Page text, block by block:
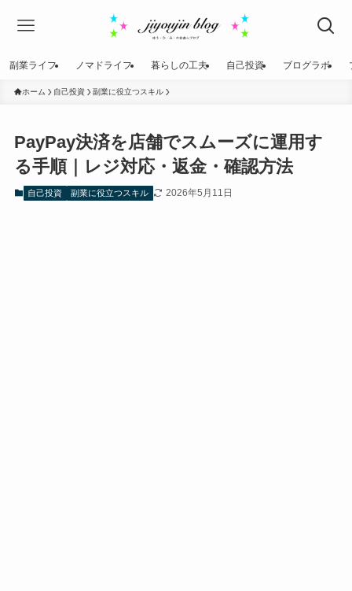
副業ライフ ノマドライフ 暮らしの工夫 自己投資 ブログラボ
ホーム 自己投資 副業に役立つスキル
PayPay決済を店舗でスムーズに運用す
る手順｜レジ対応・返金・確認方法
自己投資 副業に役立つスキル 2026年5月11日